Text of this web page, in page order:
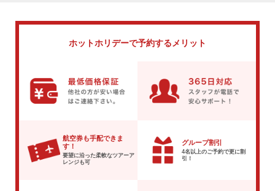
ホットホリデーで予約するメリット
航空券も手配できま
す！
要望に沿った柔軟なツアーア
レンジも可
グループ割引
4名以上のご予約で更に割
引！